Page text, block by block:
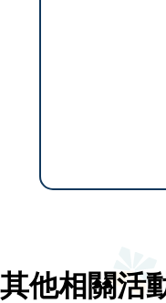
其他相關活